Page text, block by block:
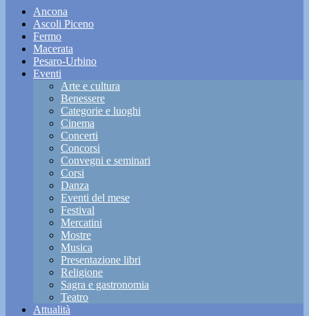
Ancona
Ascoli Piceno
Fermo
Macerata
Pesaro-Urbino
Eventi
Arte e cultura
Benessere
Categorie e luoghi
Cinema
Concerti
Concorsi
Convegni e seminari
Corsi
Danza
Eventi del mese
Festival
Mercatini
Mostre
Musica
Presentazione libri
Religione
Sagra e gastronomia
Teatro
Attualità